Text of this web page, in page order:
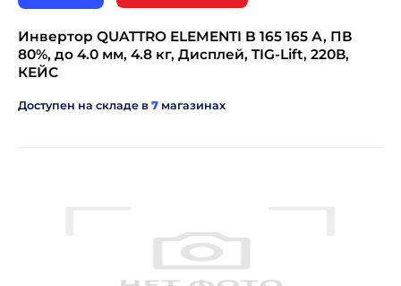
Инвертор QUATTRO ELEMENTI B 165 165 А, ПВ
80%, до 4.0 мм, 4.8 кг, Дисплей, TIG-Lift, 220В,
КЕЙС
Доступен на складе в 7 магазинах